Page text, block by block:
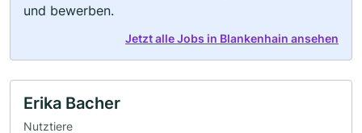
und bewerben.
Jetzt alle Jobs in Blankenhain ansehen
Erika Bacher
Nutztiere